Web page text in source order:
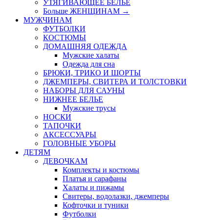
УТЯГИВАЮЩЕЕ БЕЛЬЕ
Больше ЖЕНЩИНАМ →
МУЖЧИНАМ
ФУТБОЛКИ
КОСТЮМЫ
ДОМАШНЯЯ ОДЕЖДА
Мужские халаты
Одежда для сна
БРЮКИ, ТРИКО И ШОРТЫ
ДЖЕМПЕРЫ, СВИТЕРА И ТОЛСТОВКИ
НАБОРЫ ДЛЯ САУНЫ
НИЖНЕЕ БЕЛЬЕ
Мужские трусы
НОСКИ
ТАПОЧКИ
АКСЕССУАРЫ
ГОЛОВНЫЕ УБОРЫ
ДЕТЯМ
ДЕВОЧКАМ
Комплекты и костюмы
Платья и сарафаны
Халаты и пижамы
Свитеры, водолазки, джемперы
Кофточки и туники
Футболки